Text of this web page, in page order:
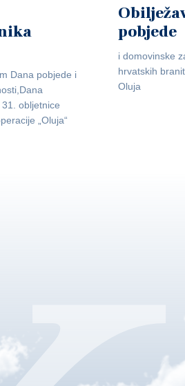
Dana pobjede i
obljetnice
„Oluja“
pobjede
i domovinske
hrvatskih
Oluja